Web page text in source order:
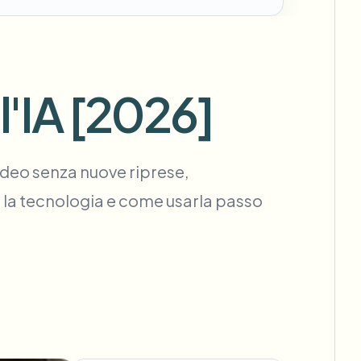
Government Agency
Rimozione sfondo in blocco
Pipeline dedicata alla rimozione dello
sfondo
[2026]
senza nuove riprese,
tecnologia e come usarla passo